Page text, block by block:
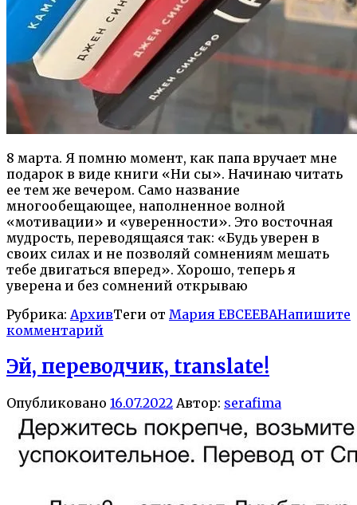
8 марта. Я помню момент, как папа вручает мне
подарок в виде книги «Ни сы». Начинаю читать
ее тем же вечером. Само название
многообещающее, наполненное волной
«мотивации» и «уверенности». Это восточная
мудрость, переводящаяся так: «Будь уверен в
своих силах и не позволяй сомнениям мешать
тебе двигаться вперед». Хорошо, теперь я
уверена и без сомнений открываю
Рубрика: АрхивТеги от Мария ЕВСЕЕВАНапишите
комментарий
Эй, переводчик, translate!
Опубликовано 16.07.2022 Автор: serafima